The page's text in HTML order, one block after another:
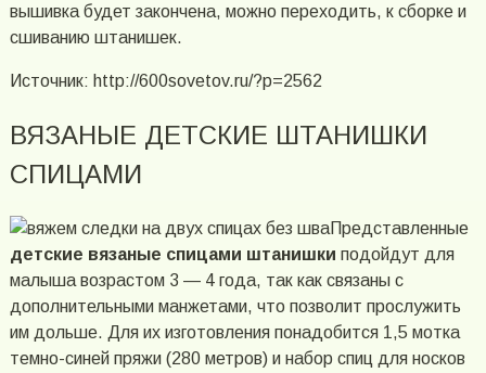
вышивка будет закончена, можно переходить, к сборке и
сшиванию штанишек.
Источник: http://600sovetov.ru/?p=2562
ВЯЗАНЫЕ ДЕТСКИЕ ШТАНИШКИ
СПИЦАМИ
Представленные
детские вязаные спицами штанишки подойдут для
малыша возрастом 3 — 4 года, так как связаны с
дополнительными манжетами, что позволит прослужить
им дольше. Для их изготовления понадобится 1,5 мотка
темно-синей пряжи (280 метров) и набор спиц для носков